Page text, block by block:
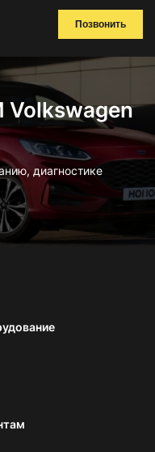
Позвонить
Volkswagen
диагностике